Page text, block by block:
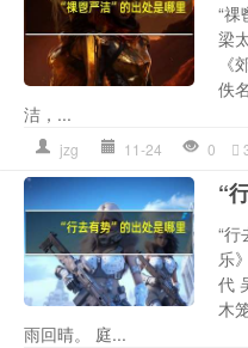
“祼
梁
《
佚
洁，...
jzg 11-24 0
“
“行
乐
代
木
雨回晴。 庭...